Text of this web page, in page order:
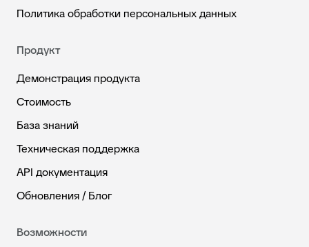
Политика обработки персональных данных
Продукт
Демонстрация продукта
Стоимость
База знаний
Техническая поддержка
API документация
Обновления / Блог
Возможности